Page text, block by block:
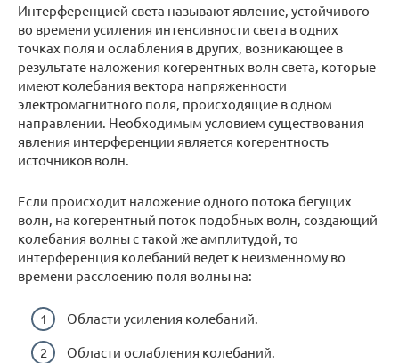
Интерференцией света называют явление, устойчивого
во времени усиления интенсивности света в одних
точках поля и ослабления в других, возникающее в
результате наложения когерентных волн света, которые
имеют колебания вектора напряженности
электромагнитного поля, происходящие в одном
направлении. Необходимым условием существования
явления интерференции является когерентность
источников волн.
Если происходит наложение одного потока бегущих
волн, на когерентный поток подобных волн, создающий
колебания волны с такой же амплитудой, то
интерференция колебаний ведет к неизменному во
времени расслоению поля волны на:
Области усиления колебаний.
Области ослабления колебаний.